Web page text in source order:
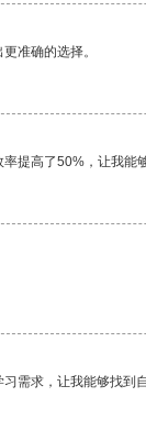
准确的选择。
提高了50%，让我能
需求，让我能够找到